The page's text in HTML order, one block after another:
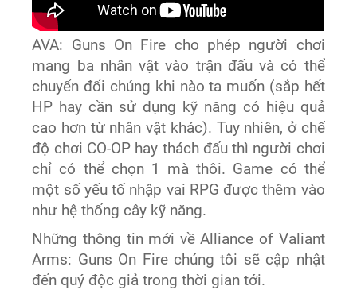
AVA: Guns On Fire cho phép người chơi
mang ba nhân vật vào trận đấu và có thể
chuyển đổi chúng khi nào ta muốn (sắp hết
HP hay cần sử dụng kỹ năng có hiệu quả
cao hơn từ nhân vật khác). Tuy nhiên, ở chế
độ chơi CO-OP hay thách đấu thì người chơi
chỉ có thể chọn 1 mà thôi. Game có thể
một số yếu tố nhập vai RPG được thêm vào
như hệ thống cây kỹ năng.
Những thông tin mới vềAlliance of Valiant
Arms: Guns On Fire chúng tôi sẽ cập nhật
đến quý độc giả trong thời gian tới.